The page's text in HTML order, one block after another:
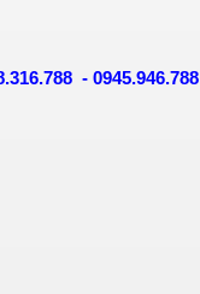
- 0945.946.788